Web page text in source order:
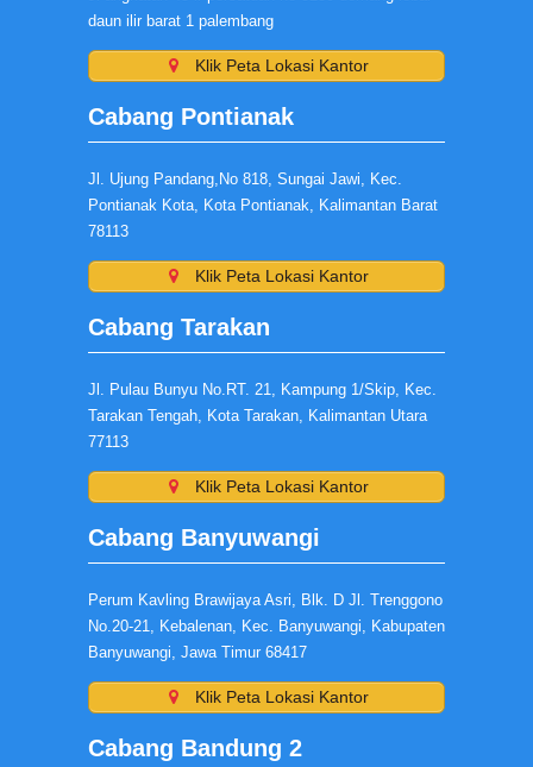
daun ilir barat 1 palembang
Klik Peta Lokasi Kantor
Cabang Pontianak
Jl. Ujung Pandang,No 818, Sungai Jawi, Kec.
Pontianak Kota, Kota Pontianak, Kalimantan Barat
78113
Klik Peta Lokasi Kantor
Cabang Tarakan
Jl. Pulau Bunyu No.RT. 21, Kampung 1/Skip, Kec.
Tarakan Tengah, Kota Tarakan, Kalimantan Utara
77113
Klik Peta Lokasi Kantor
Cabang Banyuwangi
Perum Kavling Brawijaya Asri, Blk. D Jl. Trenggono
No.20-21, Kebalenan, Kec. Banyuwangi, Kabupaten
Banyuwangi, Jawa Timur 68417
Klik Peta Lokasi Kantor
Cabang Bandung 2